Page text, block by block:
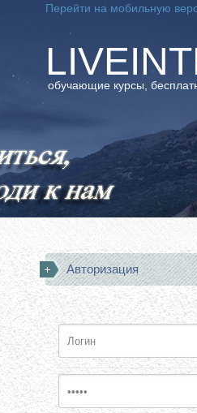
обучающие курсы,
Перейти на мобильную
Авторизация